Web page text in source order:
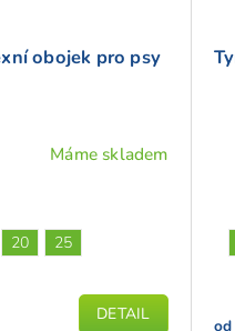
obojek pro psy
Máme skladem
DETAIL
20 25
5
od